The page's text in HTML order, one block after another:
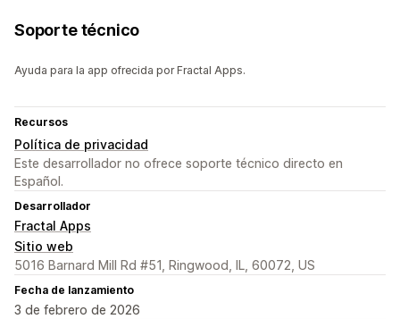
Soporte técnico
Ayuda para la app ofrecida por Fractal Apps.
Recursos
Política de privacidad
Este desarrollador no ofrece soporte técnico directo en
Español.
Desarrollador
Fractal Apps
Sitio web
5016 Barnard Mill Rd #51, Ringwood, IL, 60072, US
Fecha de lanzamiento
3 de febrero de 2026